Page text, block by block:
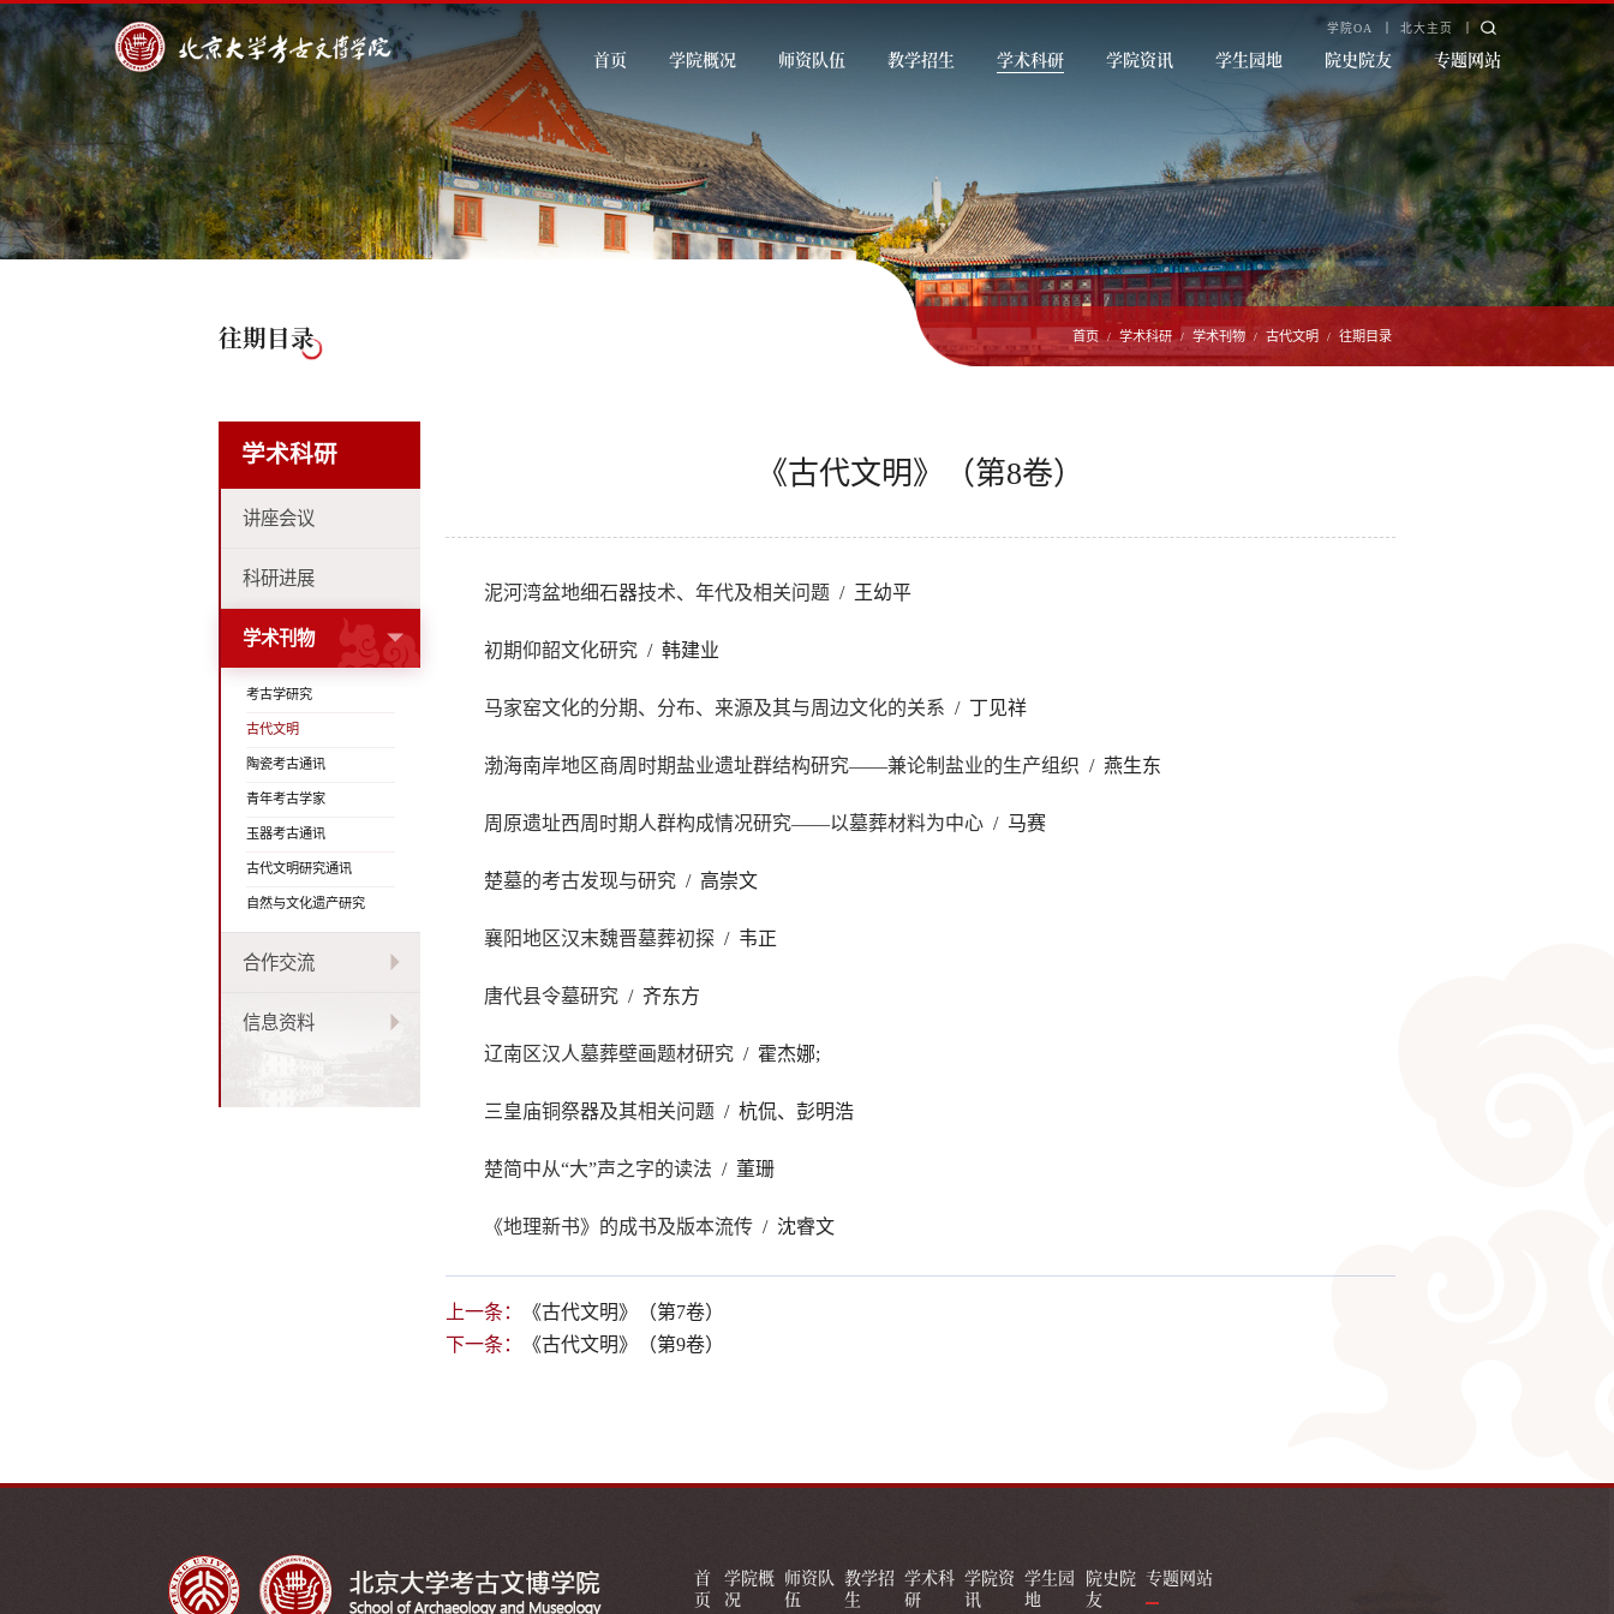
学院OA 北大主页
首页 学院概况 师资队伍 教学招生 学术科研 学院资讯 学生园地 院史院友 专题网站
往期目录 首页 / 学术科研 / 学术刊物 / 古代文明 / 往期目录
学术科研
讲座会议
科研进展
学术刊物
考古学研究
古代文明
陶瓷考古通讯
青年考古学家
玉器考古通讯
古代文明研究通讯
自然与文化遗产研究
合作交流
信息资料
《古代文明》（第8卷）
泥河湾盆地细石器技术、年代及相关问题 / 王幼平
初期仰韶文化研究 / 韩建业
马家窑文化的分期、分布、来源及其与周边文化的关系 / 丁见祥
渤海南岸地区商周时期盐业遗址群结构研究——兼论制盐业的生产组织 / 燕生东
周原遗址西周时期人群构成情况研究——以墓葬材料为中心 / 马赛
楚墓的考古发现与研究 / 高崇文
襄阳地区汉末魏晋墓葬初探 / 韦正
唐代县令墓研究 / 齐东方
辽南区汉人墓葬壁画题材研究 / 霍杰娜;
三皇庙铜祭器及其相关问题 / 杭侃、彭明浩
楚简中从“大”声之字的读法 / 董珊
《地理新书》的成书及版本流传 / 沈睿文
上一条：
《古代文明》（第7卷）
下一条：
《古代文明》（第9卷）
首
页
学院概
况
师资队
伍
教学招
生
学术科
研
学院资
讯
学生园
地
院史院
友
专题网站